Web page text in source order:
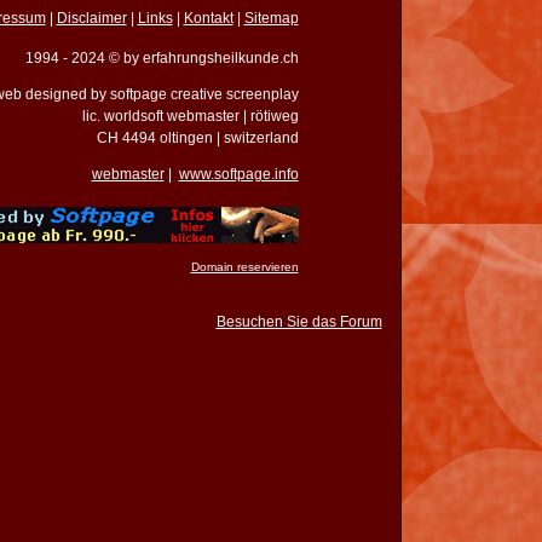
| Disclaimer| Links| Kontakt| Sitemap
1994 - 2024 © by erfahrungsheilkunde.ch
designed by softpage creative screenplay
lic. worldsoft webmaster | rötiweg
CH 4494 oltingen | switzerland
webmaster| www.softpage.info
Domain reservieren
Besuchen Sie das Forum